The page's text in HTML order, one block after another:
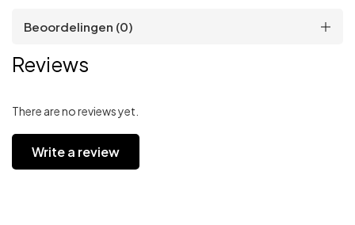
Beoordelingen (0)
Reviews
There are no reviews yet.
Write a review